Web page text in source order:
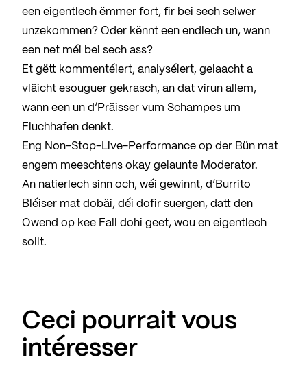
een eigentlech ëmmer fort, fir bei sech selwer
unzekommen? Oder kënnt een endlech un, wann
een net méi bei sech ass?
Et gëtt kommentéiert, analyséiert, gelaacht a
vläicht esouguer gekrasch, an dat virun allem,
wann een un d’Präisser vum Schampes um
Fluchhafen denkt.
Eng Non-Stop-Live-Performance op der Bün mat
engem meeschtens okay gelaunte Moderator.
An natierlech sinn och, wéi gewinnt, d’Burrito
Bléiser mat dobäi, déi dofir suergen, datt den
Owend op kee Fall dohi geet, wou en eigentlech
sollt.
Ceci pourrait vous
intéresser